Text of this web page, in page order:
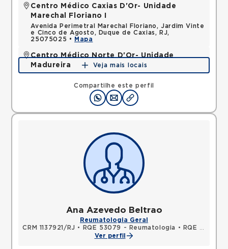
Compartilhe este perfil
Centro Médico Caxias D'Or- Unidade
Marechal Floriano I
Avenida Perimetral Marechal Floriano, Jardim Vinte
e Cinco de Agosto, Duque de Caxias, RJ,
25075025 •
Mapa
Centro Médico Norte D'Or- Unidade
Madureira
Rua Soares Caldeira, Madureira, Rio de Janeiro, RJ,
Mapa
Veja mais locais
Ana Azevedo Beltrao
Reumatologia Geral
CRM 1137921/RJ • RQE 53079 - Reumatologia •
RQE 53080 - Clínica médica
Ver perfil